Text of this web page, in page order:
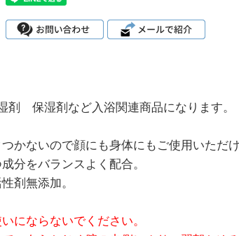
保湿剤など入浴関連商品になります。
かないので顔にも身体にもご使用いただ
分をバランスよく配合。
剤無添加。
にならないでください。